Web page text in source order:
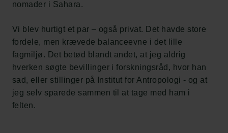
nomader i Sahara.
Vi blev hurtigt et par – også privat. Det havde store
fordele, men krævede balanceevne i det lille
fagmiljø. Det betød blandt andet, at jeg aldrig
hverken søgte bevillinger i forskningsråd, hvor han
sad, eller stillinger på Institut for Antropologi - og at
jeg selv sparede sammen til at tage med ham i
felten.